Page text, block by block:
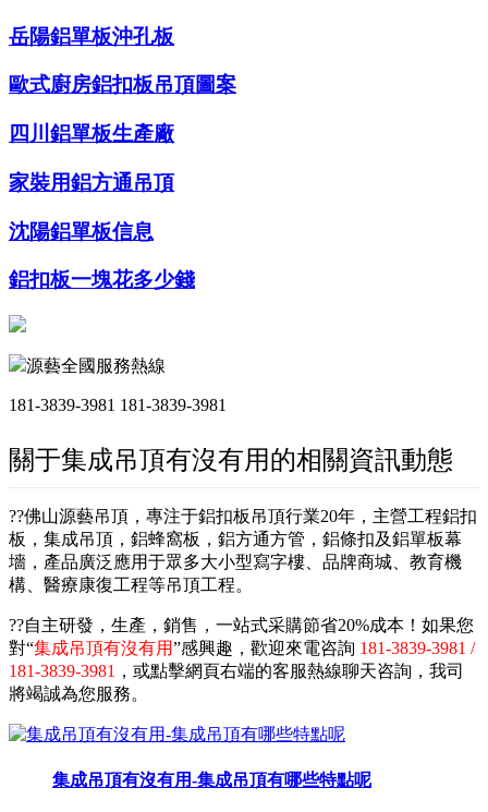
岳陽鋁單板沖孔板
歐式廚房鋁扣板吊頂圖案
四川鋁單板生產廠
家裝用鋁方通吊頂
沈陽鋁單板信息
鋁扣板一塊花多少錢
源藝全國服務熱線
181-3839-3981 181-3839-3981
關于集成吊頂有沒有用的相關資訊動態
??佛山源藝吊頂，專注于鋁扣板吊頂行業20年，主營工程鋁扣
板，集成吊頂，鋁蜂窩板，鋁方通方管，鋁條扣及鋁單板幕
墻，產品廣泛應用于眾多大小型寫字樓、品牌商城、教育機
構、醫療康復工程等吊頂工程。
??自主研發，生產，銷售，一站式采購節省20%成本！如果您
對“集成吊頂有沒有用”感興趣，歡迎來電咨詢 181-3839-3981 /
181-3839-3981 ，或點擊網頁右端的客服熱線聊天咨詢，我司
將竭誠為您服務。
集成吊頂有沒有用-集成吊頂有哪些特點呢